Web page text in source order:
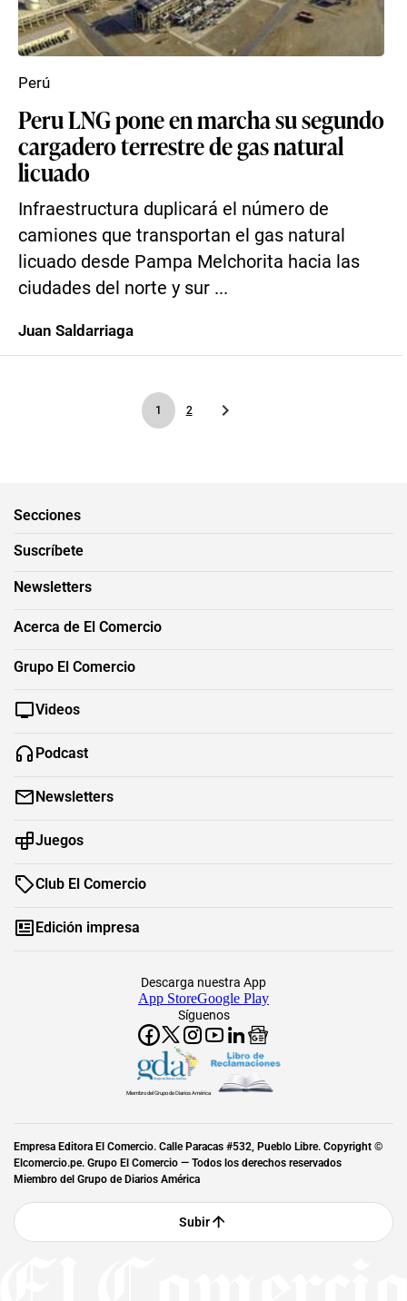
Peru LNG pone en marcha su segundo
cargadero terrestre de gas natural
licuado
Infraestructura duplicará el número de
camiones que transportan el gas natural
licuado desde Pampa Melchorita hacia las
ciudades del norte y sur ...
Perú
Juan Saldarriaga
1 2
Secciones
Suscríbete
Newsletters
Acerca de El Comercio
Grupo El Comercio
Videos
Podcast
Newsletters
Juegos
Club El Comercio
Edición impresa
Síguenos
Descarga nuestra App
App StoreGoogle Play
Miembro del Grupo de Diarios América
Empresa Editora El Comercio. Calle Paracas #532, Pueblo Libre. Copyright ©
Elcomercio.pe. Grupo El Comercio — Todos los derechos reservados
Miembro del Grupo de Diarios América
Subir